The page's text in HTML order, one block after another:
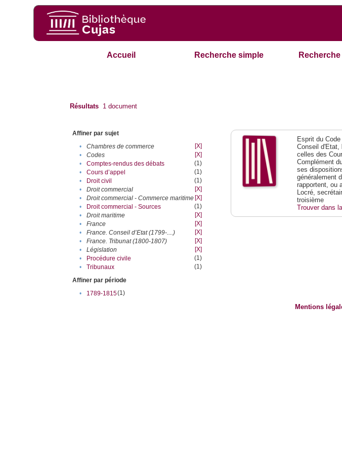
Accueil Recherche simple
Résultats 1 document
Affiner par sujet
•
Chambres de commerce
[X]
•
Codes
[X]
•
Comptes-rendus des débats
(1)
•
Cours d’appel
(1)
•
Droit civil
(1)
•
Droit commercial
[X]
•
Droit commercial - Commerce maritime [X]
•
Droit commercial - Sources
(1)
•
Droit maritime
[X]
•
France
[X]
•
France. Conseil d’Etat (1799-....)
[X]
•
France. Tribunat (1800-1807)
[X]
•
Législation
[X]
•
Procédure civile
(1)
•
Tribunaux
(1)
Affiner par période
•
1789-1815(1)
Esprit du
Conseil d'Etat,
celles des
Complément
ses
généralement
rapportent, ou
Locré,
troisième
Trouver dans
Mentions